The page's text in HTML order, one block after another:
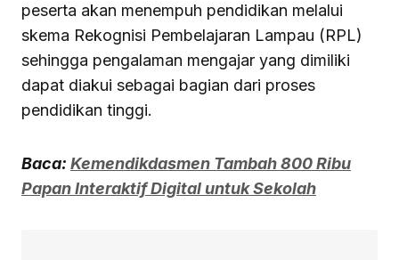
peserta akan menempuh pendidikan melalui
skema Rekognisi Pembelajaran Lampau (RPL)
sehingga pengalaman mengajar yang dimiliki
dapat diakui sebagai bagian dari proses
pendidikan tinggi.
Baca: Kemendikdasmen Tambah 800 Ribu
Papan Interaktif Digital untuk Sekolah